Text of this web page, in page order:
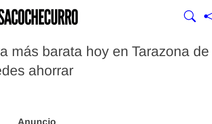
más barata hoy en Tarazona de
ahorrar